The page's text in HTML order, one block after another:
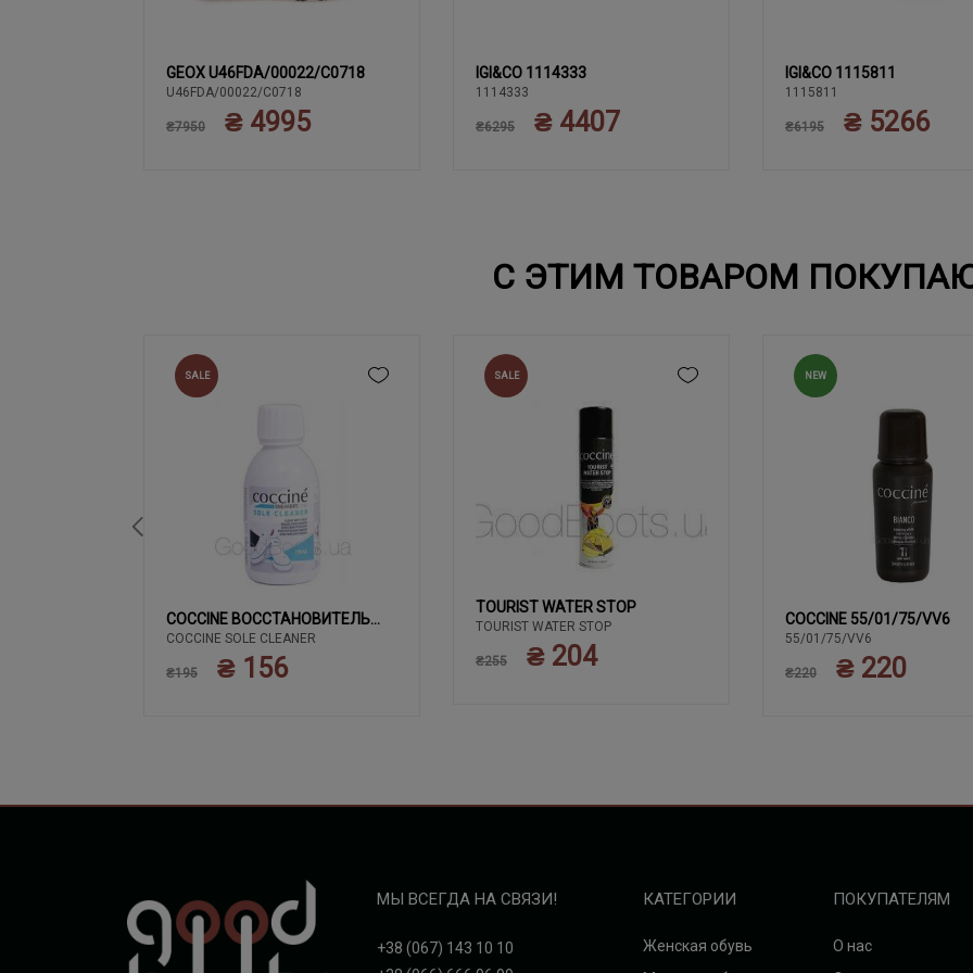
41 42 43 44
GEOX U46FDA/00022/C0718
U46FDA/00022/C0718
₴7950 ₴ 4995
39 40 41
44 45
IGI&CO 1114333
1114333
₴6295 ₴ 4407
39 40 41
44 45
IGI&CO 1115811
1115811
₴6195 ₴ 5266
С ЭТИМ ТОВАРОМ
SALE
COCCINE ВОССТАНОВИТЕЛЬ
БЕЛОГО
COCCINE SOLE CLEANER
₴195 ₴ 156
SALE
TOURIST WATER STOP
TOURIST WATER STOP
₴255 ₴ 204
NEW
COCCINE 55/01/75/VV6
55/01/75/VV6
₴220 ₴ 220
МЫ ВСЕГДА НА СВЯЗИ!
+38 (067) 143 10 10
КАТЕГОРИИ
Женская обувь
ПОКУПАТЕЛЯМ
О нас